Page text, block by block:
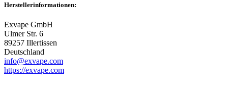
Herstellerinformationen:
Exvape GmbH
Ulmer Str. 6
89257 Illertissen
Deutschland
info@exvape.com
https://exvape.com